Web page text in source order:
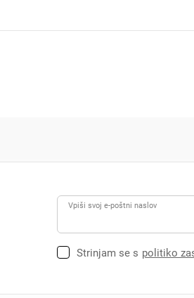
Vpiši svoj e-poštni naslov
Strinjam se s politiko